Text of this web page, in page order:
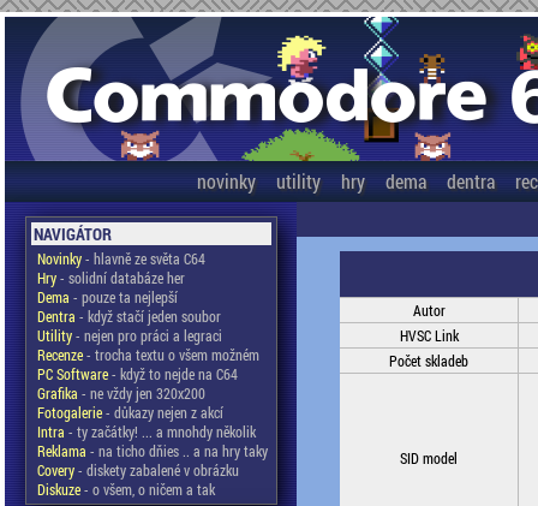
novinky utility hry dema dentra
NAVIGÁTOR
Novinky- hlavně ze světa C64
Hry- solidní databáze her
Dema - pouze ta nejlepší
Dentra - když stačí jeden soubor
Utility- nejen pro práci a legraci
Recenze- trocha textu o všem možném
PC Software- když to nejde na C64
Grafika - ne vždy jen 320x200
Fotogalerie- důkazy nejen z akcí
Intra - ty začátky! ... a mnohdy několik
Reklama - na ticho dňies .. a na hry taky
Covery- diskety zabalené v obrázku
Diskuze- o všem, o ničem a tak
Autor
HVSC Link
Počet skladeb
SID model